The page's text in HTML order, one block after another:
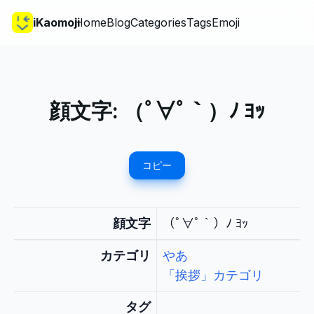
iKaomojiHomeBlogCategoriesTagsEmoji
顔文字: （ﾟ∀ﾟ｀）ﾉ ﾖｯ
コピー
顔文字 （ﾟ∀ﾟ｀）ﾉ ﾖｯ
カテゴリ
やあ
「挨拶」カテゴリ
タグ